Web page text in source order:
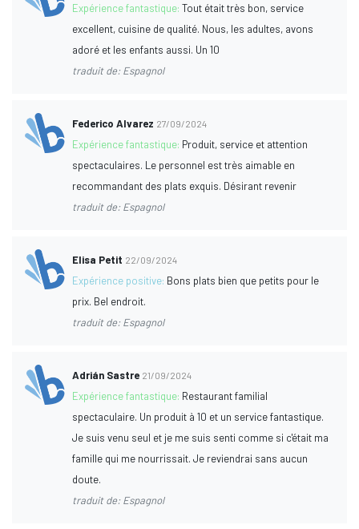
Expérience fantastique:Tout était très bon, service
excellent, cuisine de qualité. Nous, les adultes, avons
adoré et les enfants aussi. Un 10
traduit de: Espagnol
Federico Alvarez 27/09/2024
Expérience fantastique: Produit, service et attention
spectaculaires. Le personnel est très aimable en
recommandant des plats exquis. Désirant revenir
traduit de: Espagnol
Elisa Petit 22/09/2024
Expérience positive: Bons plats bien que petits pour le
prix. Bel endroit.
traduit de: Espagnol
Adrián Sastre 21/09/2024
Expérience fantastique: Restaurant familial
spectaculaire. Un produit à 10 et un service fantastique.
Je suis venu seul et je me suis senti comme si c'était ma
famille qui me nourrissait. Je reviendrai sans aucun
doute.
traduit de: Espagnol